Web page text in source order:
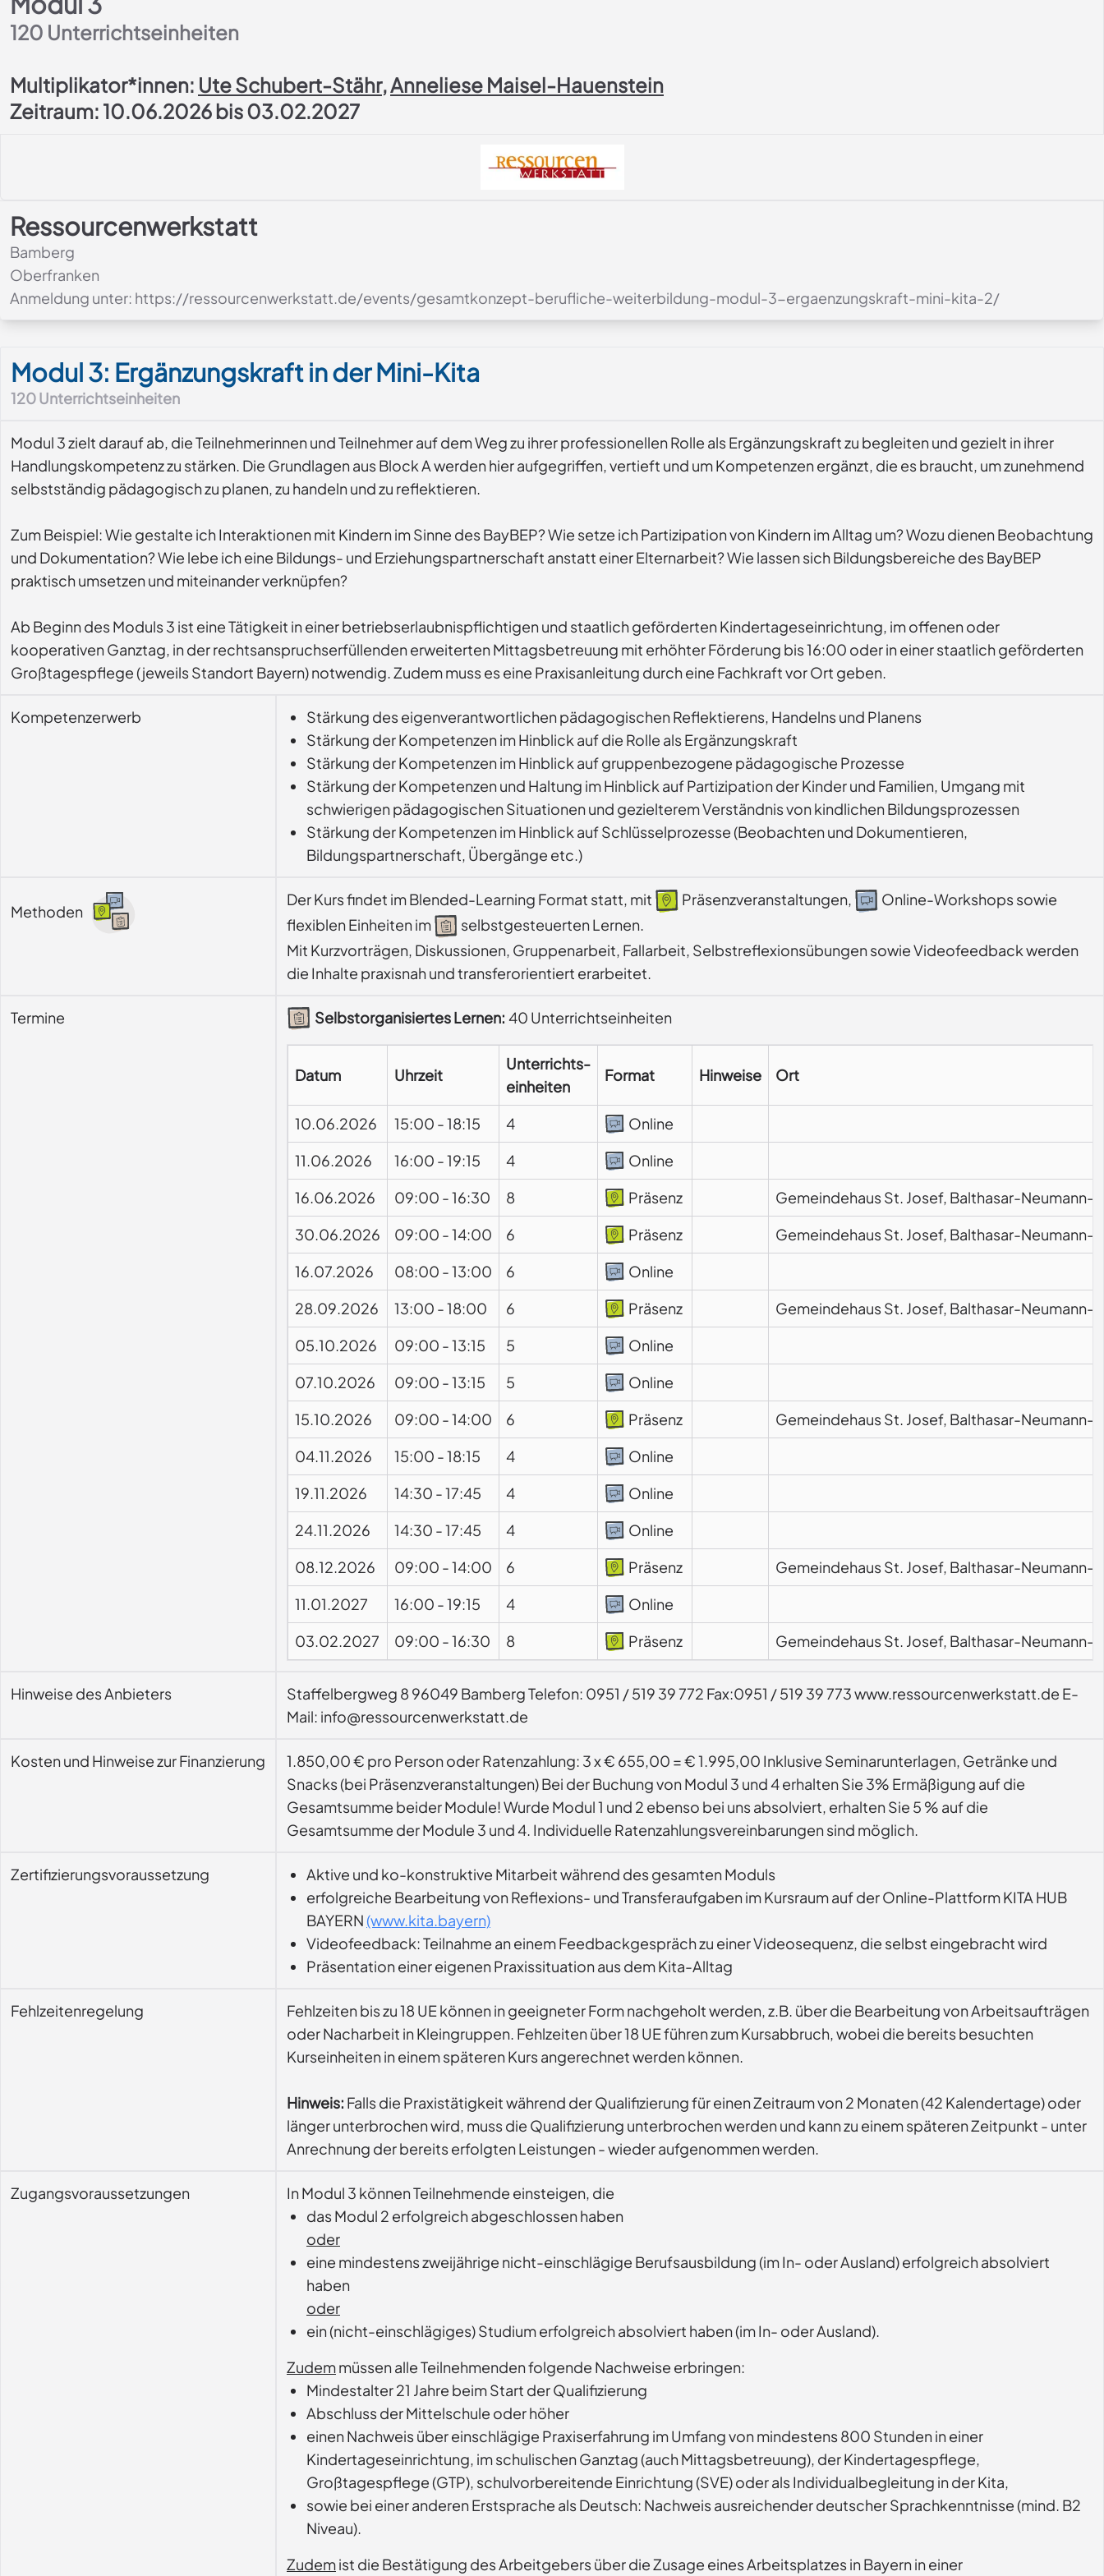
120 Unterrichtseinheiten
Multiplikator*innen: Ute Schubert-Stähr,Anneliese Maisel-Hauenstein
Zeitraum: 10.06.2026 bis 03.02.2027
Ressourcenwerkstatt
Bamberg
Oberfranken
Anmeldung unter: https://ressourcenwerkstatt.de/events/gesamtkonzept-berufliche-weiterbildung-modul-3-ergaenzungskraft-mini-kita-2/
Modul 3: Ergänzungskraft in der Mini-Kita
120Unterrichtseinheiten
Modul 3 zielt darauf ab, die Teilnehmerinnen und Teilnehmer auf dem Weg zu ihrer professionellen Rolle als Ergänzungskraft zu begleiten und gezielt in ihrer
Handlungskompetenz zu stärken. Die Grundlagen aus Block A werden hier aufgegriffen, vertieft und um Kompetenzen ergänzt, die es braucht, um zunehmend
selbstständig pädagogisch zu planen, zu handeln und zu reflektieren.
Zum Beispiel: Wie gestalte ich Interaktionen mit Kindern im Sinne des BayBEP? Wie setze ich Partizipation von Kindern im Alltag um? Wozu dienen Beobachtung
und Dokumentation? Wie lebe ich eine Bildungs- und Erziehungspartnerschaft anstatt einer Elternarbeit? Wie lassen sich Bildungsbereiche des BayBEP
praktisch umsetzen und miteinander verknüpfen?
Ab Beginn des Moduls 3 ist eine Tätigkeit in einer betriebserlaubnispflichtigen und staatlich geförderten Kindertageseinrichtung, im offenen oder
kooperativen Ganztag, in der rechtsanspruchserfüllenden erweiterten Mittagsbetreuung mit erhöhter Förderung bis 16:00 oder in einer staatlich geförderten
Großtagespflege (jeweils Standort Bayern) notwendig. Zudem muss es eine Praxisanleitung durch eine Fachkraft vor Ort geben.
Kompetenzerwerb
Stärkung des eigenverantwortlichen pädagogischen Reflektierens, Handelns und Planens
Stärkung der Kompetenzen im Hinblick auf die Rolle als Ergänzungskraft
Stärkung der Kompetenzen im Hinblick auf gruppenbezogene pädagogische Prozesse
Stärkung der Kompetenzen und Haltung im Hinblick auf Partizipation der Kinder und Familien, Umgang mit
schwierigen pädagogischen Situationen und gezielterem Verständnis von kindlichen Bildungsprozessen
Stärkung der Kompetenzen im Hinblick auf Schlüsselprozesse (Beobachten und Dokumentieren,
Bildungspartnerschaft, Übergänge etc.)
Methoden
Der Kurs findet im Blended-Learning Format statt, mit Präsenzveranstaltungen,
Online-Workshops sowie
flexiblen Einheiten im
selbstgesteuerten Lernen.
Mit Kurzvorträgen, Diskussionen, Gruppenarbeit, Fallarbeit, Selbstreflexionsübungen sowie Videofeedback werden
die Inhalte praxisnah und transferorientiert erarbeitet.
Termine Selbstorganisiertes Lernen: 40 Unterrichtseinheiten
Datum Uhrzeit
Unterrichts-
einheiten
Format Hinweise Ort
10.06.2026 15:00 -18:15 4
Online
11.06.2026
16:00 -19:15 4
Online
16.06.2026
09:00 -16:30 8 Präsenz
Gemeindehaus St. Josef, Balthasar-Neumann-
30.06.2026
09:00 -14:00 6 Präsenz
Gemeindehaus St. Josef, Balthasar-Neumann-
16.07.2026
08:00 -13:00 6
Online
28.09.2026
13:00 -18:00 6 Präsenz
Gemeindehaus St. Josef, Balthasar-Neumann-
05.10.2026
09:00 -13:15 5
Online
07.10.2026
09:00 -13:15 5
Online
15.10.2026
09:00 -14:00 6 Präsenz
Gemeindehaus St. Josef, Balthasar-Neumann-
04.11.2026
15:00 -18:15 4
Online
19.11.2026
14:30 -17:45 4
Online
24.11.2026
14:30 -17:45 4
Online
08.12.2026
09:00 -14:00 6 Präsenz
Gemeindehaus St. Josef, Balthasar-Neumann-
11.01.2027
16:00 -19:15 4
Online
03.02.2027
09:00 -16:30 8 Präsenz Gemeindehaus St. Josef, Balthasar-Neumann-
Hinweise des Anbieters
Staffelbergweg 8 96049 Bamberg Telefon: 0951 / 519 39 772 Fax:0951 / 519 39 773 www.ressourcenwerkstatt.de E-
Mail: info@ressourcenwerkstatt.de
Kosten und Hinweise zur Finanzierung
1.850,00 € pro Person oder Ratenzahlung: 3 x € 655,00 = € 1.995,00 Inklusive Seminarunterlagen, Getränke und
Snacks (bei Präsenzveranstaltungen) Bei der Buchung von Modul 3 und 4 erhalten Sie 3% Ermäßigung auf die
Gesamtsumme beider Module! Wurde Modul 1 und 2 ebenso bei uns absolviert, erhalten Sie 5 % auf die
Gesamtsumme der Module 3 und 4. Individuelle Ratenzahlungsvereinbarungen sind möglich.
Zertifizierungsvoraussetzung
Aktive und ko-konstruktive Mitarbeit während des gesamten Moduls
erfolgreiche Bearbeitung von Reflexions- und Transferaufgaben im Kursraum auf der Online-Plattform KITA HUB
BAYERN (www.kita.bayern)
Videofeedback: Teilnahme an einem Feedbackgespräch zu einer Videosequenz, die selbst eingebracht wird
Präsentation einer eigenen Praxissituation aus dem Kita-Alltag
Fehlzeitenregelung
Fehlzeiten bis zu 18 UE können in geeigneter Form nachgeholt werden, z.B. über die Bearbeitung von Arbeitsaufträgen
oder Nacharbeit in Kleingruppen. Fehlzeiten über 18 UE führen zum Kursabbruch, wobei die bereits besuchten
Kurseinheiten in einem späteren Kurs angerechnet werden können.
Hinweis: Falls die Praxistätigkeit während der Qualifizierung für einen Zeitraum von 2 Monaten (42 Kalendertage) oder
länger unterbrochen wird, muss die Qualifizierung unterbrochen werden und kann zu einem späteren Zeitpunkt - unter
Anrechnung der bereits erfolgten Leistungen - wieder aufgenommen werden.
Zugangsvoraussetzungen
In Modul 3 können Teilnehmende einsteigen, die
das Modul 2 erfolgreich abgeschlossen haben
oder
eine mindestens zweijährige nicht-einschlägige Berufsausbildung (im In- oder Ausland) erfolgreich absolviert
haben
oder
ein (nicht-einschlägiges) Studium erfolgreich absolviert haben (im In- oder Ausland).
Zudemmüssen alle Teilnehmenden folgende Nachweise erbringen:
Mindestalter 21 Jahre beim Start der Qualifizierung
Abschluss der Mittelschule oder höher
einen Nachweis über einschlägige Praxiserfahrung im Umfang von mindestens 800 Stunden in einer
Kindertageseinrichtung, im schulischen Ganztag (auch Mittagsbetreuung), der Kindertagespflege,
Großtagespflege (GTP), schulvorbereitende Einrichtung (SVE) oder als Individualbegleitung in der Kita,
sowie bei einer anderen Erstsprache als Deutsch: Nachweis ausreichender deutscher Sprachkenntnisse (mind. B2
Niveau).
Zudemist die Bestätigung des Arbeitgebers über die Zusage eines Arbeitsplatzes in Bayern in einer